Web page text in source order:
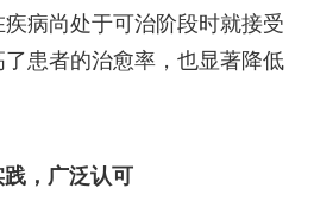
病尚处于可治阶段时就接受
患者的治愈率，也显著降低
，广泛认可